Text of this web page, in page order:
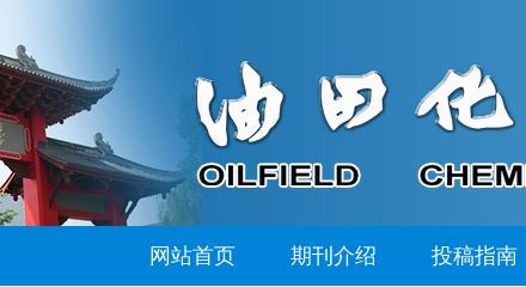
网站首页 期刊介绍 投稿指南